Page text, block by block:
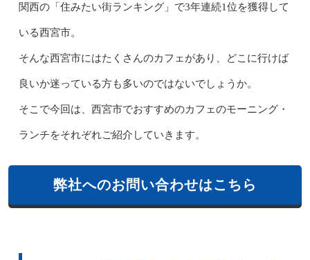
関西の「住みたい街ランキング」で3年連続1位を獲得して
いる西宮市。
そんな西宮市にはたくさんのカフェがあり、どこに行けば
良いか迷っている方も多いのではないでしょうか。
そこで今回は、西宮市でおすすめのカフェのモーニング・
ランチをそれぞれご紹介していきます。
弊社へのお問い合わせはこちら